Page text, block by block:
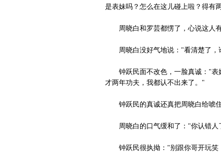
是表妹吗？怎么在这儿碰上啦？得有
周晓白和罗芸都愣了，心说这人有
周晓白没好气地说："看清楚了，
钟跃民面不改色，一脸真诚："表
才两年功夫，我都认不出来了。"
钟跃民的真诚还真把周晓白给唬住
周晓白的口气缓和了："你认错人
钟跃民很执拗："别跟你哥开玩笑